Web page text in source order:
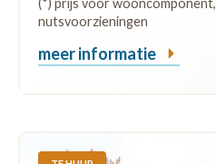
(*) prijs voor
nutsvoorzieningen
meer informatie